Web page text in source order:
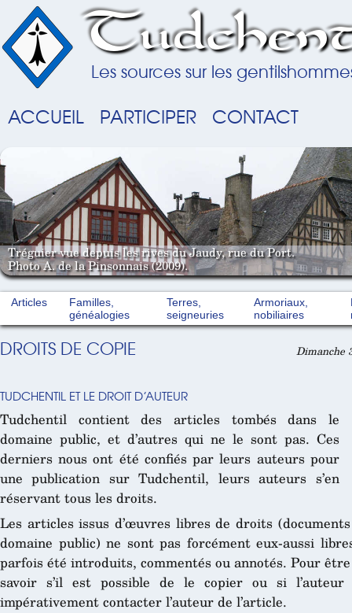
Les sources sur les
ACCUEIL PARTICIPER CONTACT
Tréguier vue depuis les rives du Jaudy, rue du Port.
Photo A. de la Pinsonnais (2009).
Articles
Familles,
généalogies
Terres,
seigneuries
Armoriaux,
nobiliaires
DROITS DE COPIE Dimanche
TUDCHENTIL ET LE DROIT D’AUTEUR
Tudchentil contient des articles tombés dans le
domaine public, et d’autres qui ne le sont pas. Ces
derniers nous ont été confiés par leurs auteurs pour
une publication sur Tudchentil, leurs auteurs s’en
réservant tous les droits.
Les articles issus d’œuvres libres de droits
domaine public) ne sont pas forcément eux-aussi
parfois été introduits, commentés ou annotés. Pour
savoir s’il est possible de le copier ou si
impérativement contacter l’auteur de l’article.